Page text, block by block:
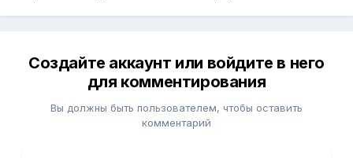
Создайте аккаунт или войдите в него
для комментирования
Вы должны быть пользователем, чтобы оставить
комментарий